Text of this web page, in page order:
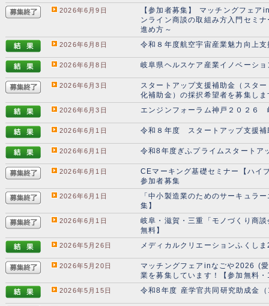
2026年6月9日
【参加者募集】 マッチングフェ
ンライン商談の取組み方入門セ
進め方～
2026年6月8日 令和８年度航空宇宙産業魅力向上
2026年6月8日 岐阜県ヘルスケア産業イノベーシ
2026年6月3日
スタートアップ支援補助金（スタ
化補助金）の採択希望者を募集しま
2026年6月3日 エンジンフォーラム神戸２０２６
2026年6月1日 令和８年度 スタートアップ支援
2026年6月1日 令和8年度ぎふプライムスタートア
2026年6月1日
CEマーキング基礎セミナー【ハ
参加者募集
2026年6月1日
「中小製造業のためのサーキュラ
集】
2026年6月1日
岐阜・滋賀・三重「モノづくり商
無料】
2026年5月26日 メディカルクリエーションふくし
2026年5月20日
マッチングフェアinなごや2026 (
業を募集しています！【参加無料
2026年5月15日 令和8年度 産学官共同研究助成金